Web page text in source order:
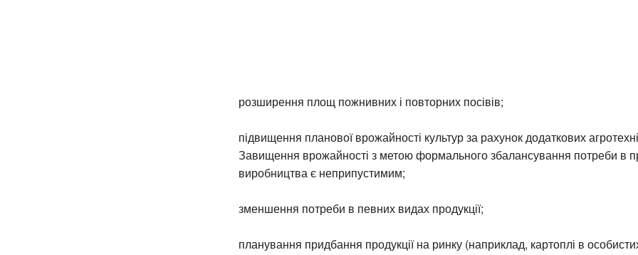
розширення площ пожнивних і повторних посівів;
підвищення планової врожайності культур за рахунок додаткових
Завищення врожайності з метою формального збалансування потреби в
виробництва є неприпустимим;
зменшення потреби в певних видах продукції;
планування придбання продукції на ринку (наприклад, картоплі в